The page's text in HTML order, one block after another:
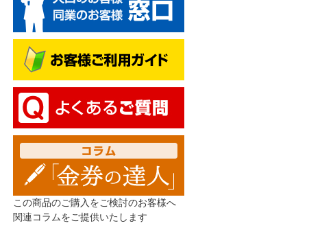
この商品のご購入をご検討のお客様へ
関連コラムをご提供いたします